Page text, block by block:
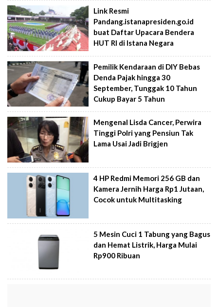
Link Resmi
Pandang.istanapresiden.go.id
buat Daftar Upacara Bendera
HUT RI di Istana Negara
Pemilik Kendaraan di DIY Bebas
Denda Pajak hingga 30
September, Tunggak 10 Tahun
Cukup Bayar 5 Tahun
Mengenal Lisda Cancer, Perwira
Tinggi Polri yang Pensiun Tak
Lama Usai Jadi Brigjen
4 HP Redmi Memori 256 GB dan
Kamera Jernih Harga Rp1 Jutaan,
Cocok untuk Multitasking
5 Mesin Cuci 1 Tabung yang Bagus
dan Hemat Listrik, Harga Mulai
Rp900 Ribuan